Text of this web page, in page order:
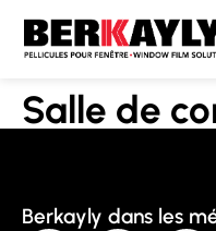
Salle de
Berkayly dans les